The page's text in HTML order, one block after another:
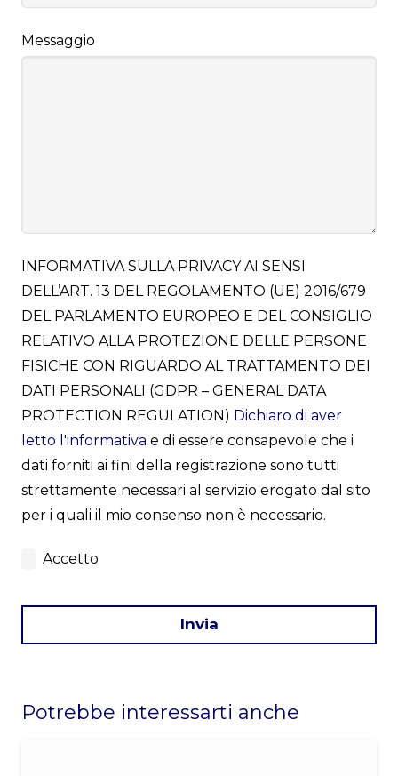
Messaggio
INFORMATIVA SULLA PRIVACY AI SENSI
DELL’ART. 13 DEL REGOLAMENTO (UE) 2016/679
DEL PARLAMENTO EUROPEO E DEL CONSIGLIO
RELATIVO ALLA PROTEZIONE DELLE PERSONE
FISICHE CON RIGUARDO AL TRATTAMENTO DEI
DATI PERSONALI (GDPR – GENERAL DATA
PROTECTION REGULATION) Dichiaro di aver
letto l'informativa e di essere consapevole che i
dati forniti ai fini della registrazione sono tutti
strettamente necessari al servizio erogato dal sito
per i quali il mio consenso non è necessario.
Accetto
Invia
should
Potrebbe interessarti anche